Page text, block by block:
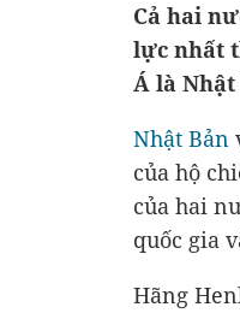
Cả hai
lực nhất
Á là Nhật
Nhật Bản
của hộ
của hai
quốc gia
Hãng